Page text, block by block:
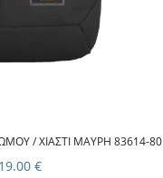
/ ΧΙΑΣΤΊ ΜΑΎΡΗ 83614-80
19.00 €